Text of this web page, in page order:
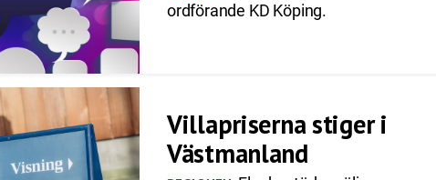
ordförande KD Köping.
Villapriserna stiger i
Västmanland